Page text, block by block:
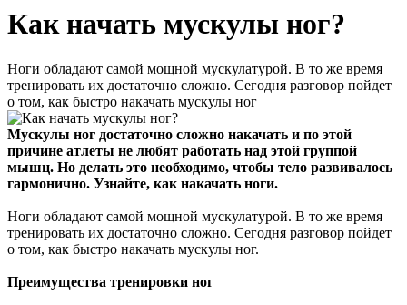
Как начать мускулы ног?
Ноги обладают самой мощной мускулатурой. В то же время
тренировать их достаточно сложно. Сегодня разговор пойдет
о том, как быстро накачать мускулы ног
Мускулы ног достаточно сложно накачать и по этой
причине атлеты не любят работать над этой группой
мышц. Но делать это необходимо, чтобы тело развивалось
гармонично. Узнайте, как накачать ноги.
Ноги обладают самой мощной мускулатурой. В то же время
тренировать их достаточно сложно. Сегодня разговор пойдет
о том, как быстро накачать мускулы ног.
Преимущества тренировки ног